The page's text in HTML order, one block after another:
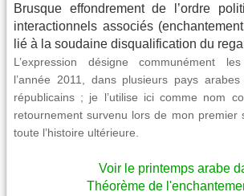
Brusque effondrement de l’ordre
interactionnels associés
lié à la soudaine disqualification du
L’expression désigne communément
l’année 2011, dans plusieurs pays
républicains ; je l’utilise ici comme nom
retournement survenu lors de mon premier
toute l’histoire ultérieure.
Voir le printemps arabe
Théorème de